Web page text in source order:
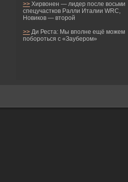
>> Хирвонен — лидер после восьми
спецучастков Ралли Италии WRC,
Новиков — второй
>> Ди Реста: Мы вполне ещё можем
побороться с «Заубером»